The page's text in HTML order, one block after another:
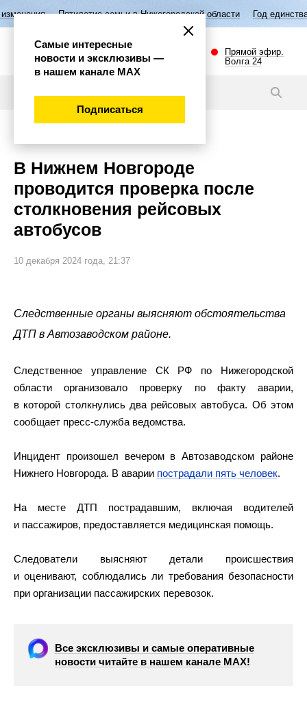
семьи в Нижегородской области Год единства народов России
Прямой эфир.
Волга 24
В Нижнем Новгороде
проводится проверка после
столкновения рейсовых
автобусов
10 декабря 2024 года, 21:37
Следственные органы выясняют обстоятельства
ДТП в Автозаводском районе.
Следственное управление СК РФ по Нижегородской
области организовало проверку по факту аварии,
в которой столкнулись два рейсовых автобуса. Об этом
сообщает пресс-служба ведомства.
Инцидент произошел вечером в Автозаводском районе
Нижнего Новгорода. В аварии пострадали пять человек.
На месте ДТП пострадавшим, включая водителей
и пассажиров, предоставляется медицинская помощь.
Следователи выясняют детали происшествия
и оценивают, соблюдались ли требования безопасности
при организации пассажирских перевозок.
Все эксклюзивы и самые оперативные
новости читайте в нашем канале МАХ!
Самые интересные
новости и эксклюзивы —
в нашем канале МАХ
Подписаться